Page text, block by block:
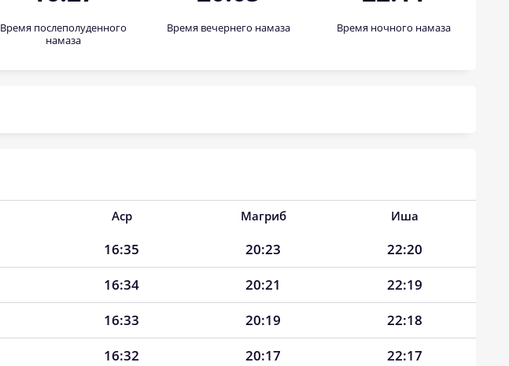
Время послеполуденного
намаза
Время вечернего намаза Время ночного намаза
Аср Магриб Иша
16:35 20:23
22:20
16:34 20:21
22:19
16:33 20:19
22:18
16:32 20:17
22:17